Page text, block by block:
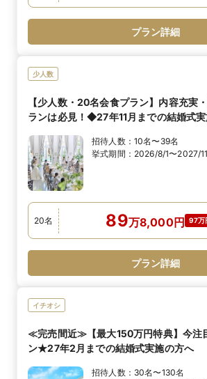
プラン詳細
少人数
【少人数・20名会食プラン】内容充実
ランは必見！◆27年11月までの結婚式
招待人数： 10名〜39名
挙式期間： 2026/8/1〜2027/
20名 89万8,000円 97万
プラン詳細
イチオシ
≪完売間近≫【最大150万円特典】今注
ン★27年2月までの結婚式実施の方へ
招待人数： 30名〜130名